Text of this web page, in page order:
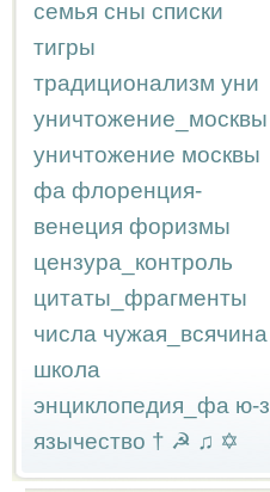
семья сны списки
тигры
традиционализм уни
уничтожение_москвы
уничтожение москвы
фа флоренция-
венеция форизмы
цензура_контроль
цитаты_фрагменты
числа чужая_всячина
школа
энциклопедия_фа ю-з
язычество † ☭ ♫ ✡